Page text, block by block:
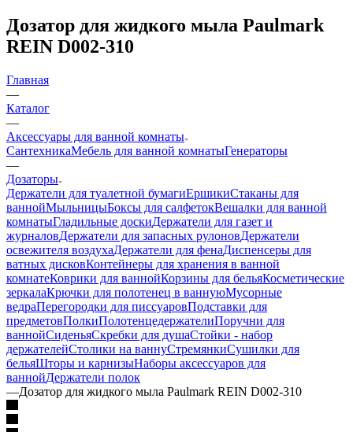
Дозатор для жидкого мыла Paulmark
REIN D002-310
Главная
—
Каталог
—
Аксессуары для ванной комнаты
СантехникаМебель для ванной комнатыГенераторы
—
Дозаторы
Держатели для туалетной бумагиЕршикиСтаканы для
ваннойМыльницыБоксы для салфетокВешалки для ванной
комнатыГладильные доскиДержатели для газет и
журналовДержатели для запасных рулоновДержатели
освежителя воздухаДержатели для фенаДиспенсеры для
ватных дисковКонтейнеры для хранения в ванной
комнатеКоврики для ваннойКорзины для бельяКосметические
зеркалаКрючки для полотенец в ваннуюМусорные
ведраПерегородки для писсуаровПодставки для
предметовПолкиПолотенцедержателиПоручни для
ваннойСиденьяСкребки для душаСтойки - набор
держателейСтолики на ваннуСтремянкиСушилки для
бельяШторы и карнизыНаборы аксессуаров для
ваннойДержатели полок
—Дозатор для жидкого мыла Paulmark REIN D002-310